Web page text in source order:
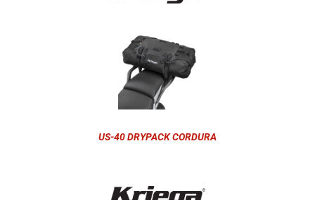
US-40 DRYPACK CORDURA